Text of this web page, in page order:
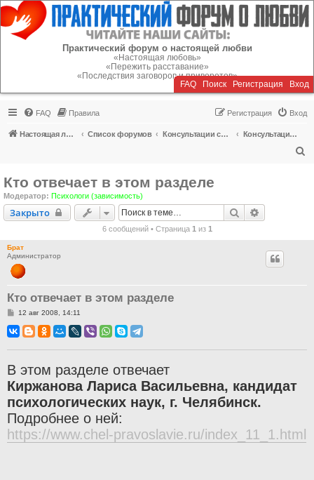
Регистрация
Практический форум о настоящей любви
«Настоящая любовь»
«Пережить расставание»
«Последствия заговоров и приворотов»
FAQ Поиск Регистрация Вход
FAQ Правила Вход
Регистрация
Настоящая любовь Список форумов Консультации специалистов
Консультации психологов по преодолению любовной зависимости
Кто отвечает в этом разделе
Модератор: Психологи (зависимость)
Закрыто
Закрыто Поиск
6 сообщений • Страница 1 из 1
Брат
Администратор
Кто отвечает в этом разделе
С
о
б
и
е
12 авг 2008, 14:11
В этом разделе отвечает
Киржанова Лариса Васильевна, кандидат
психологических наук, г. Челябинск.
Подробнее о ней:
https://www.chel-pravoslavie.ru/index_11_1.html